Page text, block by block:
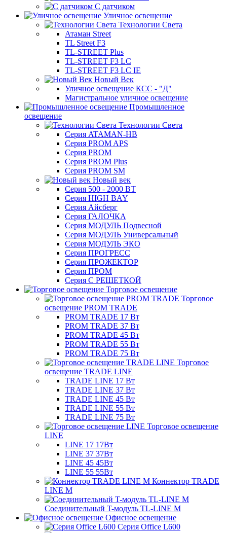
С датчиком
Уличное освещение
Технологии Света
Атаман Street
TL Street F3
TL-STREET Plus
TL-STREET F3 LC
TL-STREET F3 LC IE
Новый Век
Уличное освещение КСС - "Д"
Магистральное уличное освещение
Промышленное
освещение
Технологии Света
Серия ATAMAN-HB
Серия PROM APS
Серия PROM
Серия PROM Plus
Серия PROM SM
Новый век
Серия 500 - 2000 ВТ
Серия HIGH BAY
Серия Айсберг
Серия ГАЛОЧКА
Серия МОДУЛЬ Подвесной
Серия МОДУЛЬ Универсальный
Серия МОДУЛЬ ЭКО
Серия ПРОГРЕСС
Серия ПРОЖЕКТОР
Серия ПРОМ
Серия С РЕШЕТКОЙ
Торговое освещение
Торговое
освещение PROM TRADE
PROM TRADE 17 Вт
PROM TRADE 37 Вт
PROM TRADE 45 Вт
PROM TRADE 55 Вт
PROM TRADE 75 Вт
Торговое
освещение TRADE LINE
TRADE LINE 17 Вт
TRADE LINE 37 Вт
TRADE LINE 45 Вт
TRADE LINE 55 Вт
TRADE LINE 75 Вт
Торговое освещение
LINE
LINE 17 17Вт
LINE 37 37Вт
LINE 45 45Вт
LINE 55 55Вт
Коннектор TRADE
LINE M
Соединительный T-модуль TL-LINE M
Офисное освещение
Серия Office L600